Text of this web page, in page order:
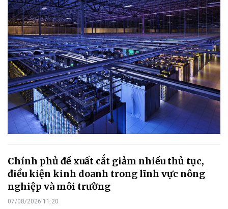
Chính phủ đề xuất cắt giảm nhiều thủ tục,
điều kiện kinh doanh trong lĩnh vực nông
nghiệp và môi trường
07/08/2026 11:20